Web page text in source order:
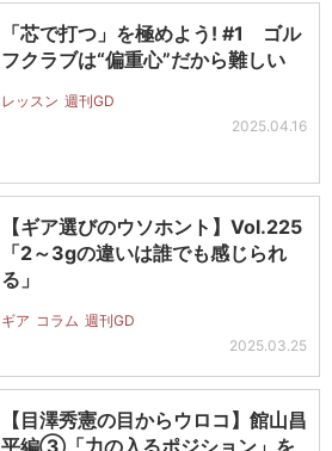
「芯で打つ」を極めよう! #1 ゴル
フクラブは“偏重心”だから難しい
レッスン 週刊GD
2025.04.16
【ギア選びのウソホント】Vol.225
「2～3gの違いは誰でも感じられ
る」
ギア コラム 週刊GD
2025.03.25
【目澤秀憲の目からウロコ】館山昌
平編③「力の入るポジション」を